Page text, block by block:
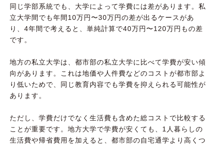
同じ学部系統でも、大学によって学費には差があります。私
立大学間でも年間10万円〜30万円の差が出るケースがあ
り、4年間で考えると、単純計算で40万円〜120万円もの差
です。
地方の私立大学は、都市部の私立大学に比べて学費が安い傾
向があります。これは地価や人件費などのコストが都市部よ
り低いためで、同じ教育内容でも学費を抑えられる可能性が
あります。
ただし、学費だけでなく生活費も含めた総コストで比較する
ことが重要です。地方大学で学費が安くても、1人暮らしの
生活費や帰省費用を加えると、都市部の自宅通学より高くつ